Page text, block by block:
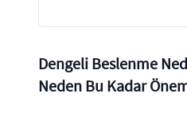
Dengeli Beslenme
Neden Bu Kadar